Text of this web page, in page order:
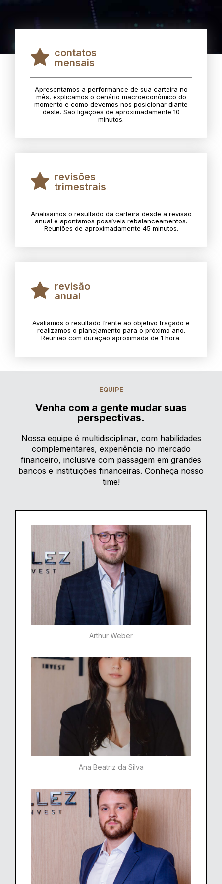
contatos
mensais
Apresentamos a performance de sua carteira no
mês, explicamos o cenário macroeconômico do
momento e como devemos nos posicionar diante
deste. São ligações de aproximadamente 10
minutos.
revisões
trimestrais
Analisamos o resultado da carteira desde a revisão
anual e apontamos possíveis rebalanceamentos.
Reuniões de aproximadamente 45 minutos.
revisão
anual
Avaliamos o resultado frente ao objetivo traçado e
realizamos o planejamento para o próximo ano.
Reunião com duração aproximada de 1 hora.
EQUIPE
Venha com a gente mudar suas
perspectivas.
Nossa equipe é multidisciplinar, com habilidades
complementares, experiência no mercado
financeiro, inclusive com passagem em grandes
bancos e instituições financeiras. Conheça nosso
time!
Arthur Weber
Ana Beatriz da Silva